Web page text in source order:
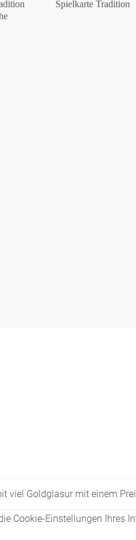
Spielkarte Tradition
Cookie-Einstellungen Ihres
viel Goldglasur mit einem